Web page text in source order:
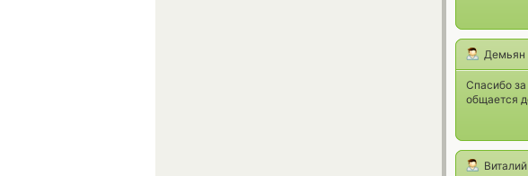
Демьян
Спасибо за
общается
Виталий